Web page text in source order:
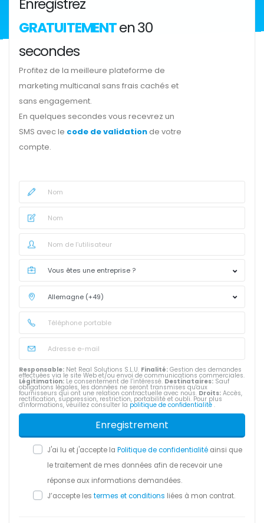
GRATUITEMENTen 30
secondes
Profitez de la meilleure plateforme de
marketing multicanal sans frais cachés et
sans engagement.
En quelques secondes vous recevrez un
SMS avec le code de validation de votre
compte.
Responsable: Net Real Solutions S.L.U. Finalité: Gestion des demandes
effectuées via le site Web et/ou envoi de communications commerciales.
Légitimation: Le consentement de l’intéressé. Destinataires: Sauf
obligations légales, les données ne seront transmises qu'aux
fournisseurs qui ont une relation contractuelle avec nous. Droits: Accès,
rectification, suppression, restriction, portabilité et oubli. Pour plus
d'informations, veuillez consulter la politique de confidentialité .
Enregistrement
J'ai lu et j'accepte la Politique de confidentialité ainsi que
le traitement de mes données afin de recevoir une
réponse aux informations demandées.
J’accepte les termes et conditions liées à mon contrat.